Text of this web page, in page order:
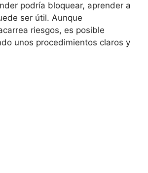
podría bloquear, aprender a
ser útil. Aunque
riesgos, es posible
unos procedimientos claros y